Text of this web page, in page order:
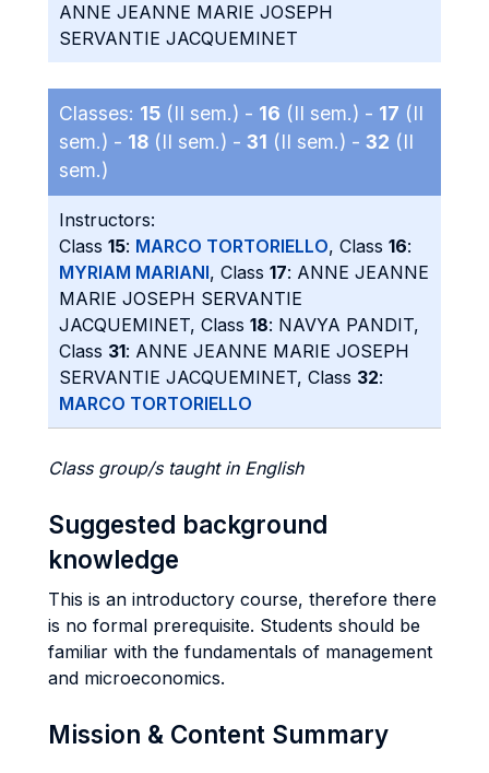
ANNE JEANNE MARIE JOSEPH
SERVANTIE JACQUEMINET
Classes: 15 (II sem.) - 16 (II sem.) - 17 (II
sem.) - 18 (II sem.) - 31 (II sem.) - 32 (II
sem.)
Instructors:
Class 15: MARCO TORTORIELLO, Class 16:
MYRIAM MARIANI, Class 17: ANNE JEANNE
MARIE JOSEPH SERVANTIE
JACQUEMINET, Class 18: NAVYA PANDIT,
Class 31: ANNE JEANNE MARIE JOSEPH
SERVANTIE JACQUEMINET, Class 32:
MARCO TORTORIELLO
Class group/s taught in English
Suggested background
knowledge
This is an introductory course, therefore there
is no formal prerequisite. Students should be
familiar with the fundamentals of management
and microeconomics.
Mission & Content Summary